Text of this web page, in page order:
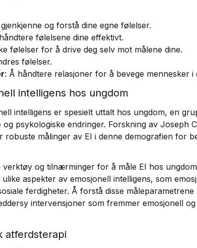
og forstå dine egne følelser.
følelsene dine effektivt.
følelser for å drive deg selv mot målene dine.
følelser.
: Å håndtere relasjoner for å bevege mennesker i
intelligens hos ungdom
intelligens er spesielt uttalt hos ungdom, en
og psykologiske endringer. Forskning av Joseph
målinger av EI i denne demografien for
verktøy og tilnærminger for å måle EI hos
aspekter av emosjonell intelligens, som
ferdigheter. Å forstå disse
intervensjoner som fremmer emosjonell
atferdsterapi